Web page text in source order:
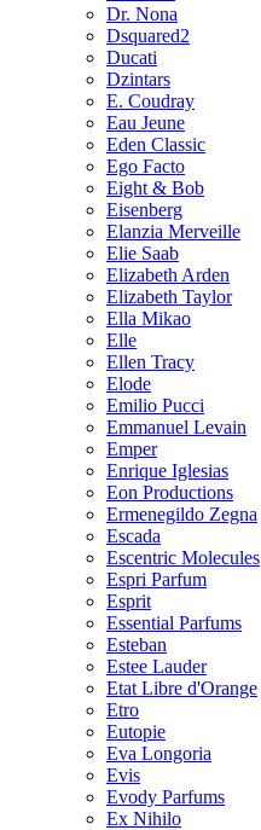
Dr. Nona
Dsquared2
Ducati
Dzintars
E. Coudray
Eau Jeune
Eden Classic
Ego Facto
Eight & Bob
Eisenberg
Elanzia Merveille
Elie Saab
Elizabeth Arden
Elizabeth Taylor
Ella Mikao
Elle
Ellen Tracy
Elode
Emilio Pucci
Emmanuel Levain
Emper
Enrique Iglesias
Eon Productions
Ermenegildo Zegna
Escada
Escentric Molecules
Espri Parfum
Esprit
Essential Parfums
Esteban
Estee Lauder
Etat Libre d'Orange
Etro
Eutopie
Eva Longoria
Evis
Evody Parfums
Ex Nihilo